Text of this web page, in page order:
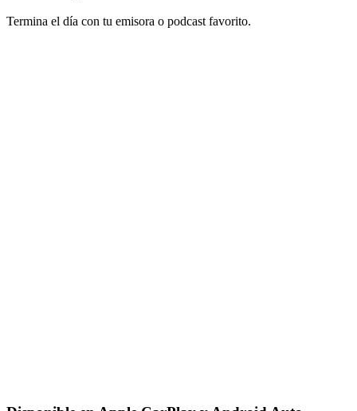
Termina el día con tu emisora o podcast favorito.